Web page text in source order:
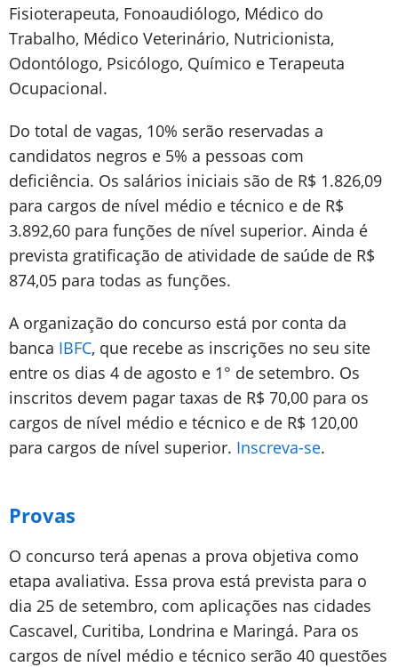
Fisioterapeuta, Fonoaudiólogo, Médico do
Trabalho, Médico Veterinário, Nutricionista,
Odontólogo, Psicólogo, Químico e Terapeuta
Ocupacional.
Do total de vagas, 10% serão reservadas a
candidatos negros e 5% a pessoas com
deficiência. Os salários iniciais são de R$ 1.826,09
para cargos de nível médio e técnico e de R$
3.892,60 para funções de nível superior. Ainda é
prevista gratificação de atividade de saúde de R$
874,05 para todas as funções.
A organização do concurso está por conta da
banca IBFC, que recebe as inscrições no seu site
entre os dias 4 de agosto e 1° de setembro. Os
inscritos devem pagar taxas de R$ 70,00 para os
cargos de nível médio e técnico e de R$ 120,00
para cargos de nível superior. Inscreva-se.
Provas
O concurso terá apenas a prova objetiva como
etapa avaliativa. Essa prova está prevista para o
dia 25 de setembro, com aplicações nas cidades
Cascavel, Curitiba, Londrina e Maringá. Para os
cargos de nível médio e técnico serão 40 questões